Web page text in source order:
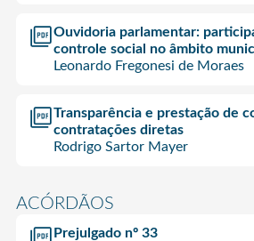
Ouvidoria parlamentar:
controle social no âmbito
Leonardo Fregonesi de Moraes
Transparência e prestação de
contratações diretas
Rodrigo Sartor Mayer
ACÓRDÃOS
Prejulgado nº 33